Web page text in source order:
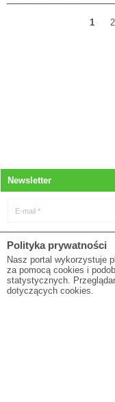
1 2
Newsletter
E-mail *
newslettera
E-mail
Polityka prywatności
Nasz portal wykorzystuje
za pomocą cookies i
statystycznych.
dotyczących cookies.